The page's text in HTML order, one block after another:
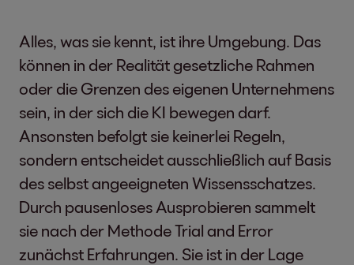
Alles, was sie kennt, ist ihre Umgebung. Das
können in der Realität gesetzliche Rahmen
oder die Grenzen des eigenen Unternehmens
sein, in der sich die KI bewegen darf.
Ansonsten befolgt sie keinerlei Regeln,
sondern entscheidet ausschließlich auf Basis
des selbst angeeigneten Wissensschatzes.
Durch pausenloses Ausprobieren sammelt
sie nach der Methode Trial and Error
zunächst Erfahrungen. Sie ist in der Lage